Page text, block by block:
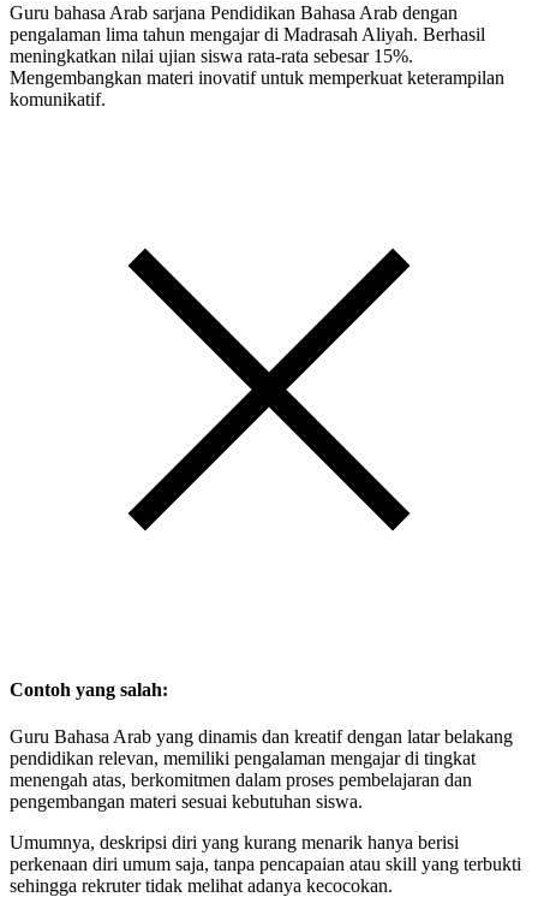
Guru bahasa Arab sarjana Pendidikan Bahasa Arab dengan
pengalaman lima tahun mengajar di Madrasah Aliyah. Berhasil
meningkatkan nilai ujian siswa rata-rata sebesar 15%.
Mengembangkan materi inovatif untuk memperkuat keterampilan
komunikatif.
Contoh yang salah:
Guru Bahasa Arab yang dinamis dan kreatif dengan latar belakang
pendidikan relevan, memiliki pengalaman mengajar di tingkat
menengah atas, berkomitmen dalam proses pembelajaran dan
pengembangan materi sesuai kebutuhan siswa.
Umumnya, deskripsi diri yang kurang menarik hanya berisi
perkenaan diri umum saja, tanpa pencapaian atau skill yang terbukti
sehingga rekruter tidak melihat adanya kecocokan.